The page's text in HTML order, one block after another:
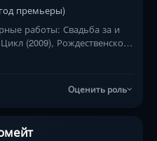
премьеры)
работы: Свадьба за и
(2009), Рождественское
Оценить роль